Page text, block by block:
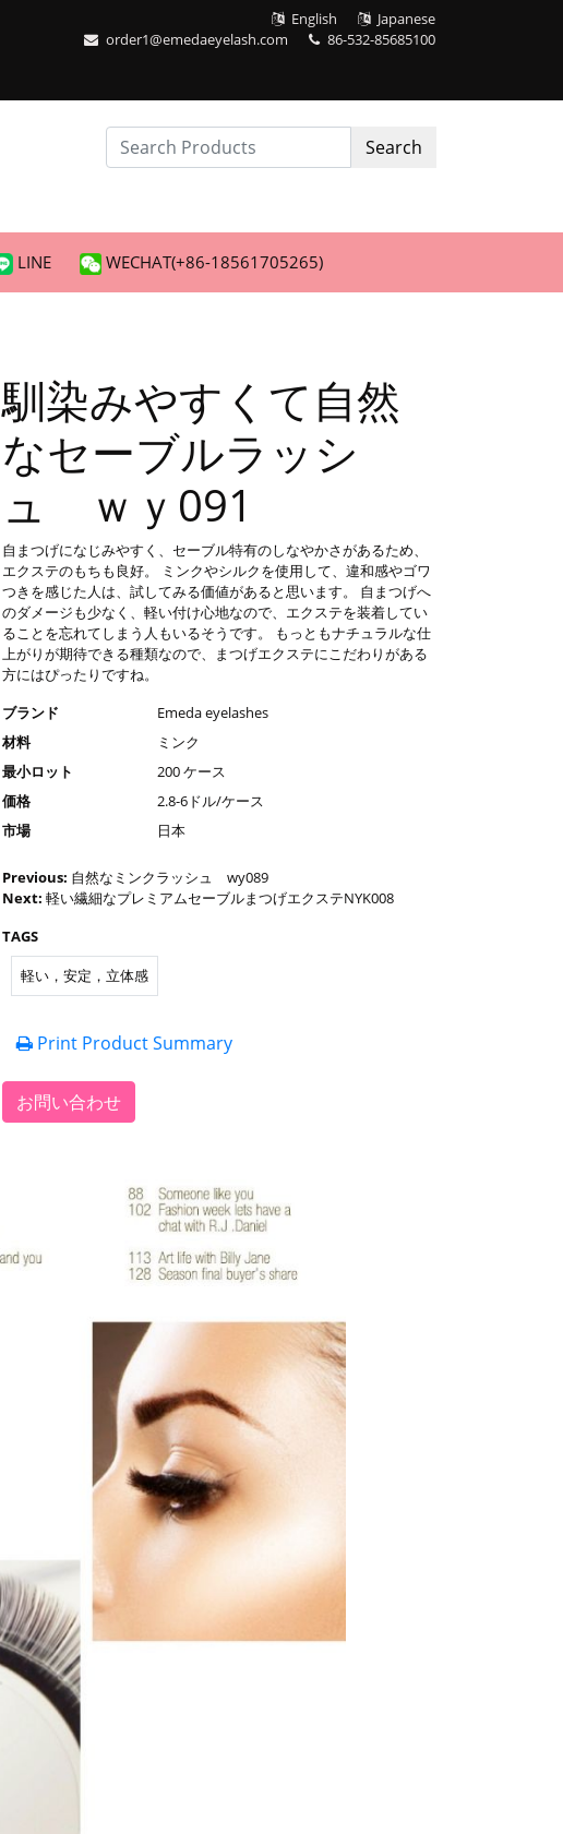
English
Japanese
order1@emedaeyelash.com
86-532-85685100
Search
LINE WECHAT(+86-18561705265)
馴染みやすくて自然
なセーブルラッシ
ュ ｗｙ091
自まつげになじみやすく、セーブル特有のしなやかさがあるため、
エクステのもちも良好。 ミンクやシルクを使用して、違和感やゴワ
つきを感じた人は、試してみる価値があると思います。 自まつげへ
のダメージも少なく、軽い付け心地なので、エクステを装着してい
ることを忘れてしまう人もいるそうです。 もっともナチュラルな仕
上がりが期待できる種類なので、まつげエクステにこだわりがある
方にはぴったりですね。
ブランド
Emeda eyelashes
材料
ミンク
最小ロット
200 ケース
価格
2.8-6ドル/ケース
市場
日本
Previous: 自然なミンクラッシュ wy089
Next: 軽い繊細なプレミアムセーブルまつげエクステNYK008
TAGS
軽い，安定，立体感
Print Product Summary
お問い合わせ